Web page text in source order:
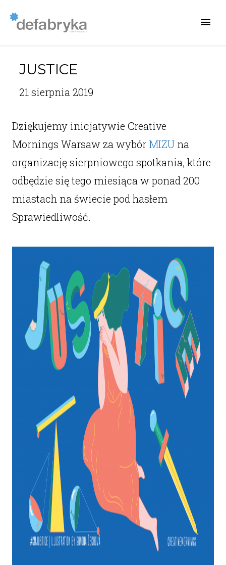
JUSTICE
21 sierpnia 2019
Dziękujemy inicjatywie Creative
Mornings Warsaw za wybór MIZUna
organizację sierpniowego spotkania, które
odbędzie się tego miesiąca w ponad 200
miastach na świecie pod hasłem
Sprawiedliwość.